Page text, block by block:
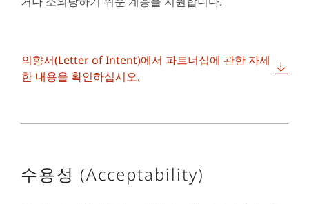
의향서(Letter of Intent)에서 파트너십에 관한 자세
한 내용을 확인하십시오.
수용성 (Acceptability)